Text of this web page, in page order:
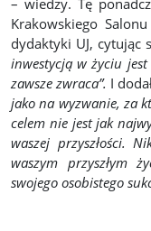
Krakowskiego Salonu
dydaktyki UJ, cytując
inwestycją w życiu
zawsze zwraca”. I
jako na wyzwanie, za
celem nie jest jak
waszej przyszłości.
waszym przyszłym
swojego osobistego